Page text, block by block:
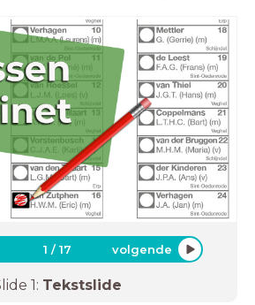
1 /17 volgende
1: Tekstslide